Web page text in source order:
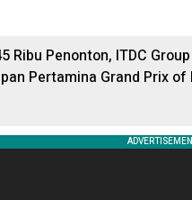
Ribu Penonton, ITDC
Pertamina Grand Prix of